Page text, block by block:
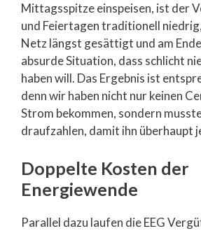
Mittagsspitze einspeisen, ist der
und Feiertagen traditionell
Netz längst gesättigt und am
absurde Situation, dass schlicht
haben will. Das Ergebnis ist
denn wir haben nicht nur keinen
Strom bekommen, sondern
draufzahlen, damit ihn überhaupt
Doppelte Kosten der
Energiewende
Parallel dazu laufen die EEG